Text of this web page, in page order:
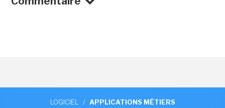
LOGICIEL / APPLICATIONS MÉTIERS